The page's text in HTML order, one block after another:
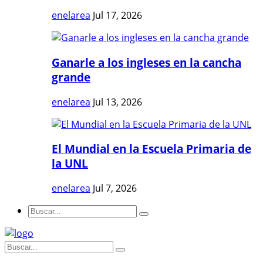
enelarea Jul 17, 2026
Ganarle a los ingleses en la cancha
grande
enelarea Jul 13, 2026
El Mundial en la Escuela Primaria de
la UNL
enelarea Jul 7, 2026